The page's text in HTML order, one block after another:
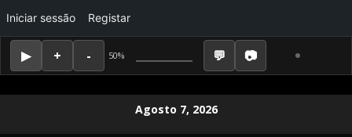
50%
Iniciar sessão Registar
Agosto 7, 2026